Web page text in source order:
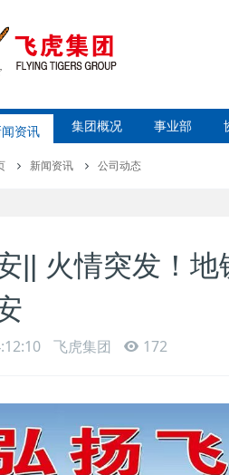
资讯 集团概况 事业部
新闻资讯 公司动态
|| 火情突发！
飞虎集团 172